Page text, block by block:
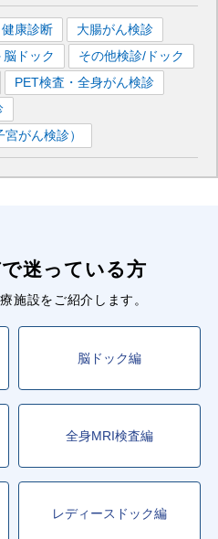
戸塚駅 渋谷駅 新宿
駅
健康診断
大腸がん検診
脳ドック
その他検診/ドック
PET検査・全身がん検診
がん検診）
迷っている方
施設をご紹介します。
脳ドック編
全身MRI検査編
レディースドック編